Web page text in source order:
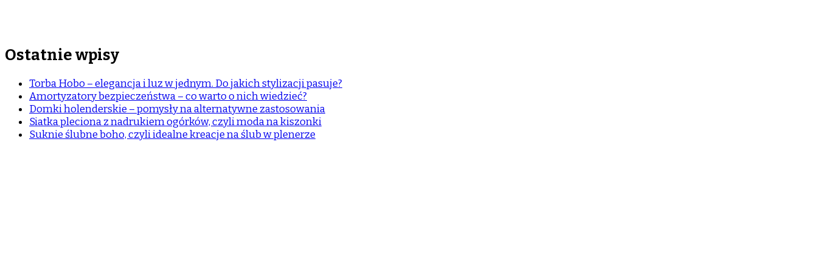
Ostatnie wpisy
Torba Hobo – elegancja i luz w jednym. Do jakich stylizacji pasuje?
Amortyzatory bezpieczeństwa – co warto o nich wiedzieć?
Domki holenderskie – pomysły na alternatywne zastosowania
Siatka pleciona z nadrukiem ogórków, czyli moda na kiszonki
Suknie ślubne boho, czyli idealne kreacje na ślub w plenerze